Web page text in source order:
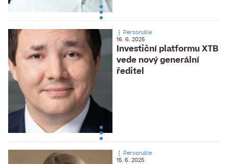
Investiční platformu XTB
vede nový generální
ředitel
Personálie
16. 6. 2025
Personálie
15. 6. 2025